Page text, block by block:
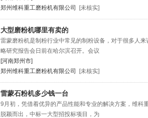
郑州维科重工磨粉机有限公司
[未核实]
大型磨粉机哪里有卖的
雷蒙磨粉机是制粉行业中常见的制粉设备，对于很多人
略研究报告会日前在哈尔滨召开。会议
[河南郑州市]
郑州维科重工磨粉机有限公司
[未核实]
雷蒙石粉机多少钱一台
9月初，凭借着优异的产品性能和专业的解决方案，维科
脱颖而出，中标一大型招投标项目，为